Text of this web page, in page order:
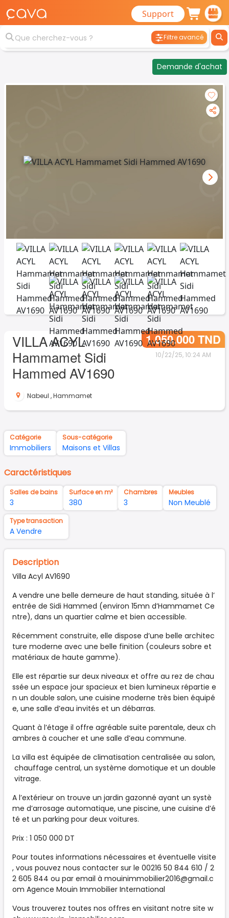
Support
Filtre avancé
Demande d'achat
VILLA ACYL
Hammamet Sidi
Hammed AV1690
1.050.000 TND
10/22/25, 10:24 AM
Nabeul ,Hammamet
Catégorie
Immobiliers
Sous-catégorie
Maisons et Villas
Caractéristiques
Salles de bains
3
Surface en m²
380
Chambres
3
Meubles
Non Meublé
Type transaction
A Vendre
Description
Villa Acyl AV1690
A vendre une belle demeure de haut standing, située à l’
entrée de Sidi Hammed (environ 15mn d’Hammamet Ce
ntre), dans un quartier calme et bien accessible.
Récemment construite, elle dispose d’une belle architec
ture moderne avec une belle finition (couleurs sobre et
matériaux de haute gamme).
Elle est répartie sur deux niveaux et offre au rez de chau
ssée un espace jour spacieux et bien lumineux répartie e
n un double salon, une cuisine moderne très bien équipé
e, une salle d’eau invités et un débarras.
Quant à l’étage il offre agréable suite parentale, deux ch
ambres à coucher et une salle d’eau commune.
La villa est équipée de climatisation centralisée au salon,
chauffage central, un système domotique et un double
vitrage.
A l’extérieur on trouve un jardin gazonné ayant un systè
me d’arrosage automatique, une piscine, une cuisine d’é
té et un parking pour deux voitures.
Prix : 1 050 000 DT
Pour toutes informations nécessaires et éventuelle visite
, vous pouvez nous contacter sur le 00216 50 844 610 / 2
2 605 844 ou par email à mouinimmobilier2016@gmail.c
om Agence Mouin Immobilier International
Vous trouverez toutes nos offres en visitant notre site w